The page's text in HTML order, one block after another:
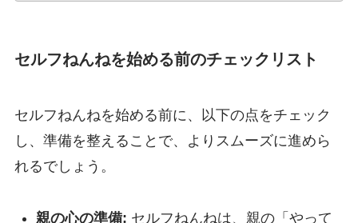
セルフねんねを始める前のチェックリスト
セルフねんねを始める前に、以下の点をチェック
し、準備を整えることで、よりスムーズに進めら
れるでしょう。
親の心の準備: セルフねんねは、親の「やって